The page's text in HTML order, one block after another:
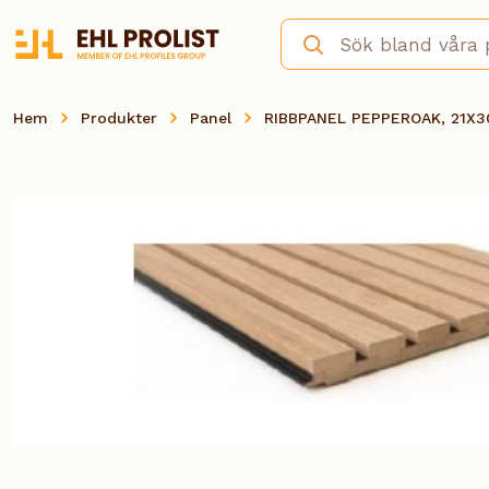
Hem Produkter Panel RIBBPANEL PEPPEROAK,